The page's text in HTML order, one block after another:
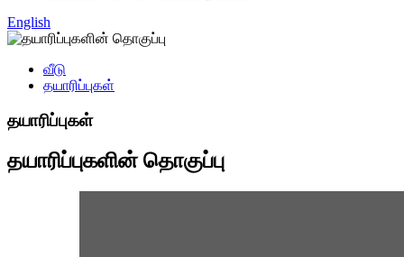
English
வீடு
தயாரிப்புகள்
தயாரிப்புகள்
தயாரிப்புகளின் தொகுப்பு